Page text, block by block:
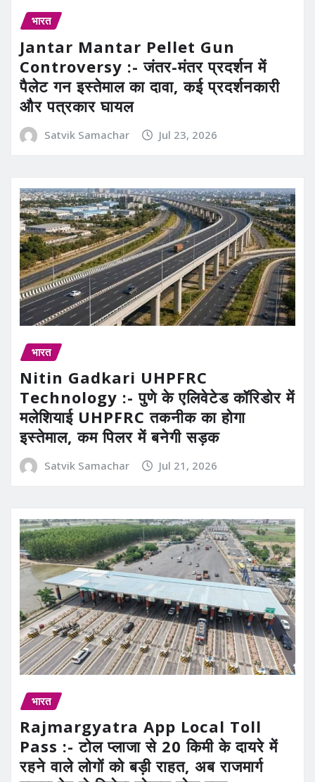
भारत
Jantar Mantar Pellet Gun
Controversy :- जंतर-मंतर प्रदर्शन में
पैलेट गन इस्तेमाल का दावा, कई प्रदर्शनकारी
और पत्रकार घायल
Satvik Samachar Jul 23, 2026
भारत
Nitin Gadkari UHPFRC
Technology :- पुणे के एलिवेटेड कॉरिडोर में
मलेशियाई UHPFRC तकनीक का होगा
इस्तेमाल, कम पिलर में बनेगी सड़क
Satvik Samachar Jul 21, 2026
भारत
Rajmargyatra App Local Toll
Pass :- टोल प्लाजा से 20 किमी के दायरे में
रहने वाले लोगों को बड़ी राहत, अब राजमार्ग